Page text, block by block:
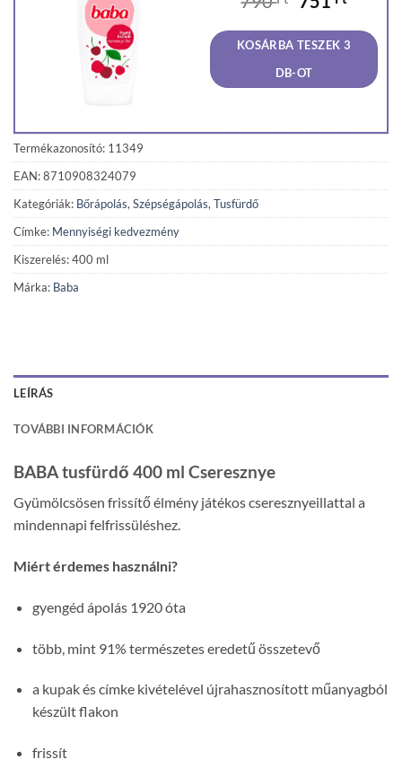
was:
790 Ft.
is:
751
KOSÁRBA TESZEK 3
DB-OT
Termékazonosító: 11349
EAN: 8710908324079
Kategóriák: Bőrápolás, Szépségápolás, Tusfürdő
Címke: Mennyiségi kedvezmény
Kiszerelés: 400 ml
Márka: Baba
LEÍRÁS
TOVÁBBI INFORMÁCIÓK
BABA tusfürdő 400 ml Cseresznye
Gyümölcsösen frissítő élmény játékos cseresznyeillattal a
mindennapi felfrissüléshez.
Miért érdemes használni?
gyengéd ápolás 1920 óta
több, mint 91% természetes eredetű összetevő
a kupak és címke kivételével újrahasznosított műanyagból
készült flakon
frissít